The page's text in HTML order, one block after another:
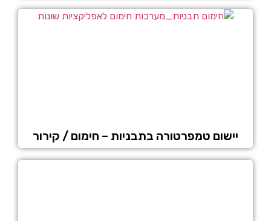
יישום טמפרטורה בתבניות – חימום / קירור